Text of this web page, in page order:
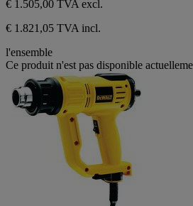
€ 1.505,00 TVA excl.
€ 1.821,05 TVA incl.
l'ensemble
Ce produit n'est pas disponible